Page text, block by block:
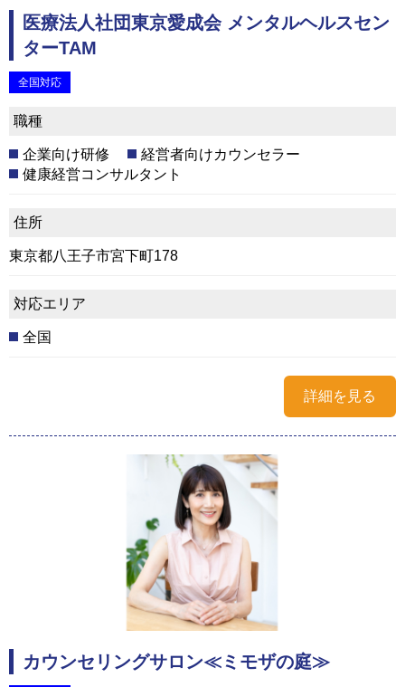
医療法人社団東京愛成会 メンタルヘルスセン
ターTAM
全国対応
職種
企業向け研修
経営者向けカウンセラー
健康経営コンサルタント
住所
東京都八王子市宮下町178
対応エリア
全国
詳細を見る
カウンセリングサロン≪ミモザの庭≫